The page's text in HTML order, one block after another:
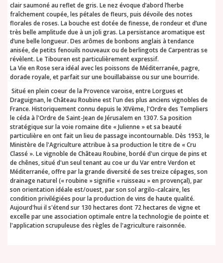
clair saumoné au reflet de gris. Le nez évoque d’abord l’herbe
fraîchement coupée, les pétales de fleurs, puis dévoile des notes
florales de roses. La bouche est dotée de finesse, de rondeur et d’une
très belle amplitude due à un joli gras. La persistance aromatique est
d’une belle longueur. Des arômes de bonbons anglais à tendance
anisée, de petits fenouils nouveaux ou de berlingots de Carpentras se
révèlent. Le Tibouren est particulièrement expressif.
La Vie en Rose sera idéal avec les poissons de Méditerranée, pagre,
dorade royale, et parfait sur une bouillabaisse ou sur une bourride.
Situé en plein coeur de la Provence varoise, entre Lorgues et
Draguignan, le Château Roubine est l'un des plus anciens vignobles de
France. Historiquement connu depuis le XIVème, l'Ordre des Templiers
le céda à l'Ordre de Saint-Jean de Jérusalem en 1307. Sa position
stratégique sur la voie romaine dite « Julienne » et sa beauté
particulière en ont fait un lieu de passage incontournable. Dès 1953, le
Ministère de l'Agriculture attribue à sa production le titre de « Cru
Classé ». Le vignoble de Château Roubine, bordé d'un cirque de pins et
de chênes, situé d'un seul tenant au coe ur du Var entre Verdon et
Méditerranée, offre par la grande diversité de ses treize cépages, son
drainage naturel (« roubine » signifie « ruisseau » en provençal), par
son orientation idéale est/ouest, par son sol argilo-calcaire, les
condition privilégiées pour la production de vins de haute qualité.
Aujourd'hui il s'étend sur 130 hectares dont 72 hectares de vigne et
excelle par une association optimale entre la technologie de pointe et
l'application scrupuleuse des règles de l'agriculture raisonnée.